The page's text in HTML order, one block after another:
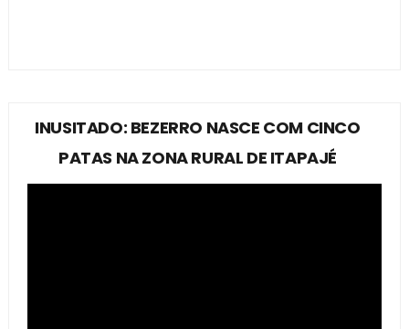
INUSITADO: BEZERRO NASCE COM CINCO
PATAS NA ZONA RURAL DE ITAPAJÉ